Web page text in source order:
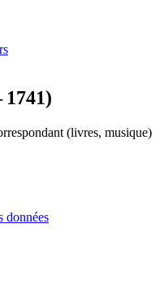
1741)
(livres, musique)
données